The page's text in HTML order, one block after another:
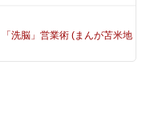
「洗脳」営業術 (まんが苫米地